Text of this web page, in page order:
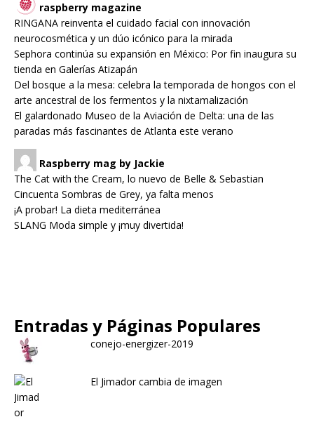
raspberry magazine
RINGANA reinventa el cuidado facial con innovación
neurocosmética y un dúo icónico para la mirada
Sephora continúa su expansión en México: Por fin inaugura su
tienda en Galerías Atizapán
Del bosque a la mesa: celebra la temporada de hongos con el
arte ancestral de los fermentos y la nixtamalización
El galardonado Museo de la Aviación de Delta: una de las
paradas más fascinantes de Atlanta este verano
Raspberry mag by Jackie
The Cat with the Cream, lo nuevo de Belle & Sebastian
Cincuenta Sombras de Grey, ya falta menos
¡A probar! La dieta mediterránea
SLANG Moda simple y ¡muy divertida!
Entradas y Páginas Populares
conejo-energizer-2019
El Jimador cambia de imagen